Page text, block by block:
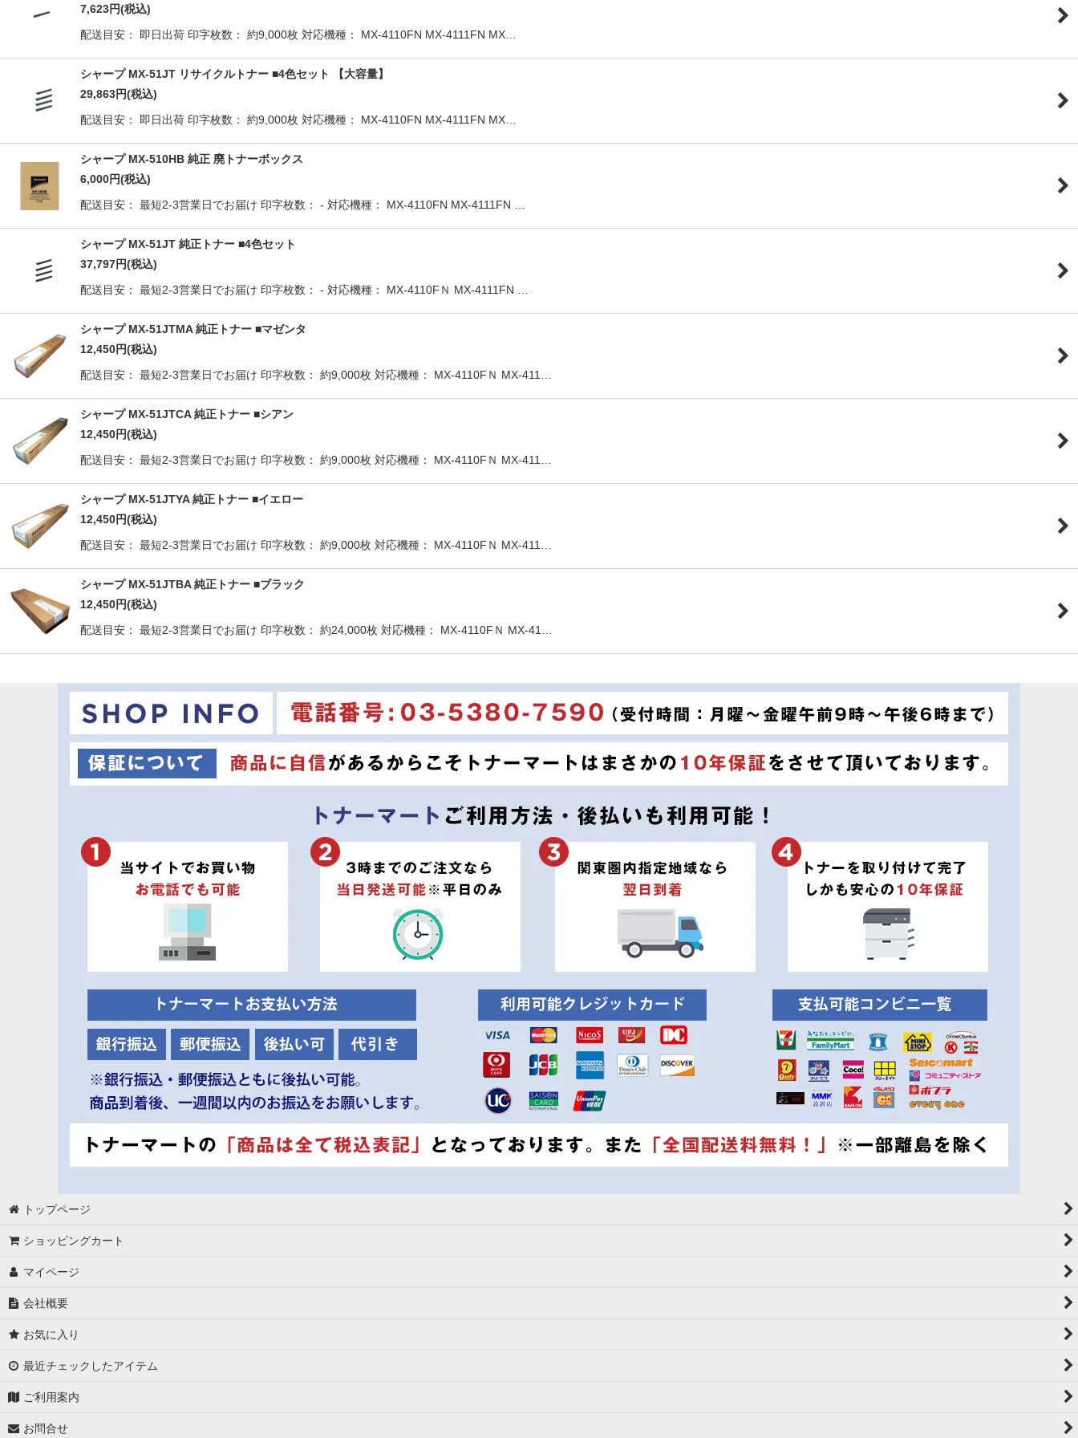
7,623円(税込)
配送目安： 即日出荷 印字枚数： 約9,000枚 対応機種： MX-4110FN MX-4111FN MX…
シャープ MX-51JT リサイクルトナー ■4色セット 【大容量】
29,863円(税込)
配送目安： 即日出荷 印字枚数： 約9,000枚 対応機種： MX-4110FN MX-4111FN MX…
シャープ MX-510HB 純正 廃トナーボックス
6,000円(税込)
配送目安： 最短2-3営業日でお届け 印字枚数： - 対応機種： MX-4110FN MX-4111FN …
シャープ MX-51JT 純正トナー ■4色セット
37,797円(税込)
配送目安： 最短2-3営業日でお届け 印字枚数： - 対応機種： MX-4110FＮ MX-4111FN …
シャープ MX-51JTMA 純正トナー ■マゼンタ
12,450円(税込)
配送目安： 最短2-3営業日でお届け 印字枚数： 約9,000枚 対応機種： MX-4110FＮ MX-411…
シャープ MX-51JTCA 純正トナー ■シアン
12,450円(税込)
配送目安： 最短2-3営業日でお届け 印字枚数： 約9,000枚 対応機種： MX-4110FＮ MX-411…
シャープ MX-51JTYA 純正トナー ■イエロー
12,450円(税込)
配送目安： 最短2-3営業日でお届け 印字枚数： 約9,000枚 対応機種： MX-4110FＮ MX-411…
シャープ MX-51JTBA 純正トナー ■ブラック
12,450円(税込)
配送目安： 最短2-3営業日でお届け 印字枚数： 約24,000枚 対応機種： MX-4110FＮ MX-41…
トップページ
ショッピングカート
マイページ
会社概要
お気に入り
最近チェックしたアイテム
ご利用案内
お問合せ